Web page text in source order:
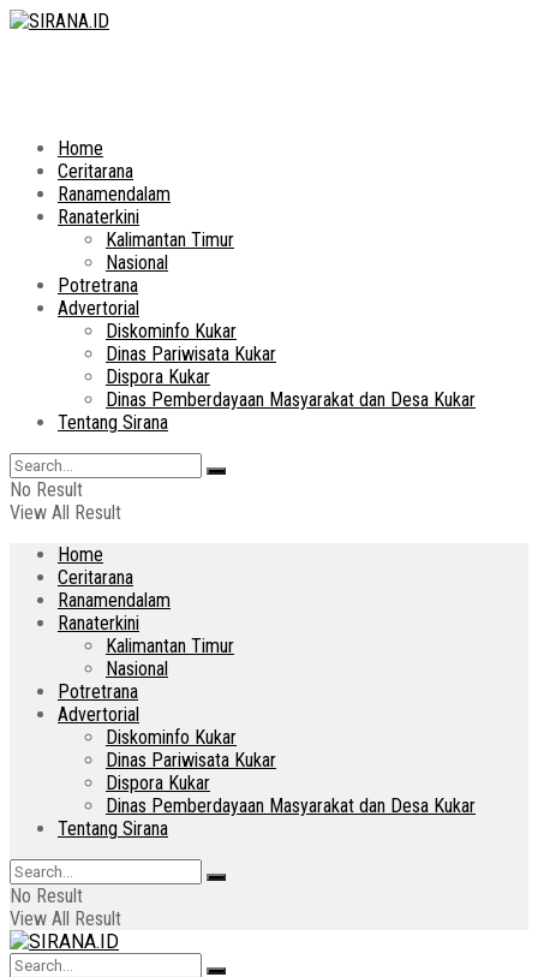
Home
Ceritarana
Ranamendalam
Ranaterkini
Kalimantan Timur
Nasional
Potretrana
Advertorial
Diskominfo Kukar
Dinas Pariwisata Kukar
Dispora Kukar
Dinas Pemberdayaan Masyarakat dan Desa Kukar
Tentang Sirana
No Result
View All Result
Home
Ceritarana
Ranamendalam
Ranaterkini
Kalimantan Timur
Nasional
Potretrana
Advertorial
Diskominfo Kukar
Dinas Pariwisata Kukar
Dispora Kukar
Dinas Pemberdayaan Masyarakat dan Desa Kukar
Tentang Sirana
No Result
View All Result